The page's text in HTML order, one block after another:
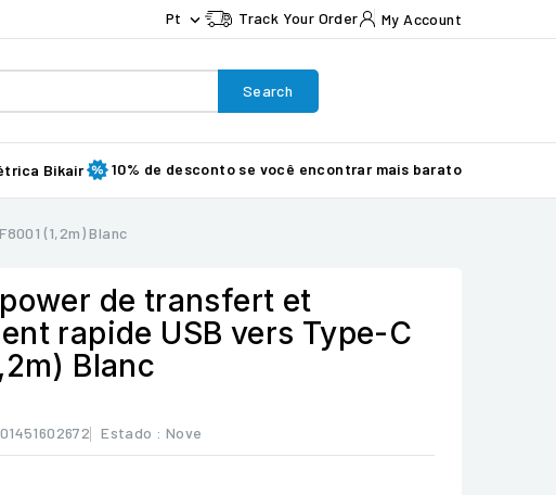
Pt  Track Your Order My Account
Search
Bikair 10% de desconto se você encontrar mais barato
(1,2m) Blanc
de transfert et
rapide USB vers Type-C
Blanc
Estado : Nove